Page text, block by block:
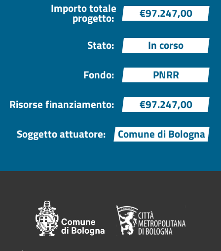
Importo totale
progetto: €97.247,00
Stato:
In corso
Fondo:
PNRR
Risorse finanziamento:
€97.247,00
Soggetto attuatore:
Comune di Bologna